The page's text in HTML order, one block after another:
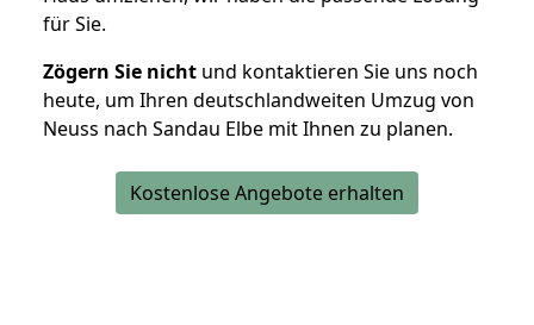
für Sie.
Zögern Sie nicht und kontaktieren Sie uns noch
heute, um Ihren deutschlandweiten Umzug von
Neuss nach Sandau Elbe mit Ihnen zu planen.
Kostenlose Angebote erhalten